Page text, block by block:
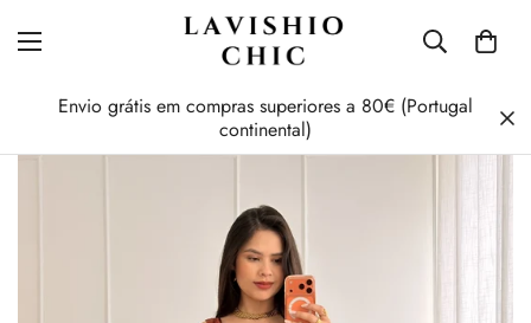
Envio grátis em compras superiores a 80€ (Portugal
continental)